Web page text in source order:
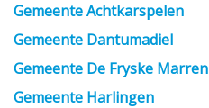
Gemeente Achtkarspelen
Gemeente Dantumadiel
Gemeente De Fryske Marren
Gemeente Harlingen